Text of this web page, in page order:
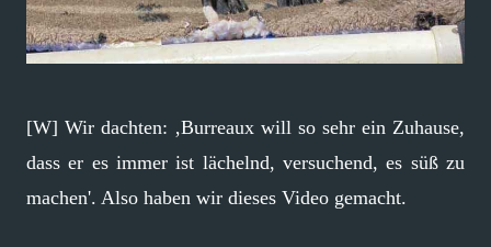
[W] Wir dachten: ‚Burreaux will so sehr ein Zuhause,
dass er es immer ist lächelnd, versuchend, es süß zu
machen'. Also haben wir dieses Video gemacht.